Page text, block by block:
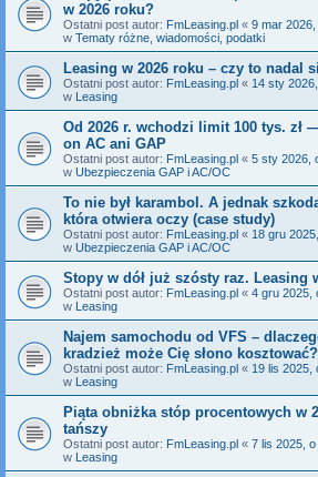
w 2026 roku?
Ostatni post autor: FmLeasing.pl « 9 mar
w Tematy różne, wiadomości, podatki
Leasing w 2026 roku – czy to nadal
Ostatni post autor: FmLeasing.pl « 14 sty
w Leasing
Od 2026 r. wchodzi limit 100 tys. zł
on AC ani GAP
Ostatni post autor: FmLeasing.pl « 5 sty 2026,
w Ubezpieczenia GAP i AC/OC
To nie był karambol. A jednak
która otwiera oczy (case study)
Ostatni post autor: FmLeasing.pl « 18 gru
w Ubezpieczenia GAP i AC/OC
Stopy w dół już szósty raz. Leasing
Ostatni post autor: FmLeasing.pl « 4 gru 2025,
w Leasing
Najem samochodu od VFS –
kradzież może Cię słono kosztować?
Ostatni post autor: FmLeasing.pl « 19 lis 2025,
w Leasing
Piąta obniżka stóp procentowych w
tańszy
Ostatni post autor: FmLeasing.pl « 7 lis 2025, o
w Leasing